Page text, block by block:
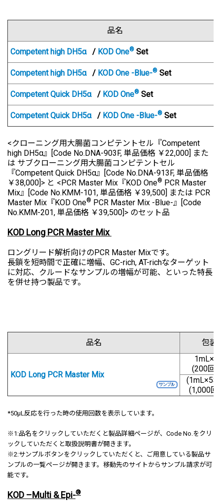
品名
Competent high DH5α / KOD One® Set
Competent high DH5α / KOD One -Blue-® Set
Competent Quick DH5α / KOD One® Set
Competent Quick DH5α / KOD One -Blue-® Set
<クローニング用大腸菌コンピテントセル『Competent
high DH5α』[Code No.DNA-903F, 単品価格 ￥22,000] また
は サブクローニング用大腸菌コンピテントセル
『Competent Quick DH5α』[Code No.DNA-913F, 単品価格
￥38,000]> と <PCR Master Mix『KOD One® PCR Master
Mix』[Code No.KMM-101, 単品価格 ￥39,500] または PCR
Master Mix 『KOD One® PCR Master Mix -Blue-』[Code
No.KMM-201, 単品価格 ￥39,500]> のセット品
KOD Long PCR Master Mix
ロングリード解析向けのPCR Master Mixです。
長鎖を短時間で正確に増幅、GC-rich, AT-richなターゲット
に対応、クルードなサンプルの増幅が可能、といった特長
を併せ持つ製品です。
品名 包装
KOD Long PCR Master Mix
1mL×5
(200回
(1mL×5
(1,000回
*50μL反応を行った時の使用回数を表示しています。
※1:品名をクリックしていただくと製品詳細ページが、Code No.をクリ
ックしていただくと取扱説明書が開きます。
※2:サンプルボタンをクリックしていただくと、ご用意している製品サ
ンプルの一覧ページが開きます。移動先のサイトからサンプル請求が可
能です。
KOD –Multi & Epi-®